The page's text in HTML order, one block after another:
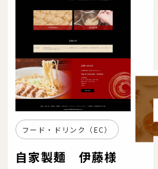
フード・ドリンク（EC）
自家製麺 伊藤様